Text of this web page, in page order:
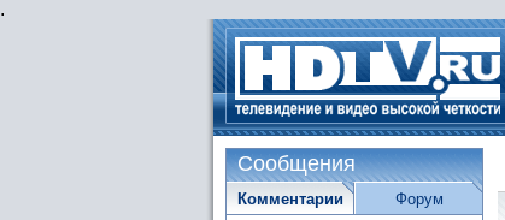
.
Сообщения
Комментарии Форум